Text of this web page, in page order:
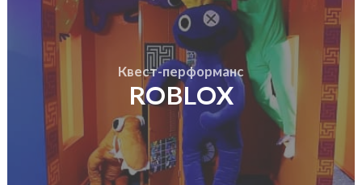
Квест-перформанс
ROBLOX